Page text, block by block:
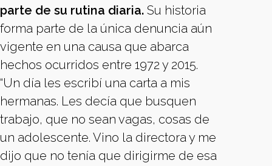
parte de su rutina diaria. Su historia
forma parte de la única denuncia aún
vigente en una causa que abarca
hechos ocurridos entre 1972 y 2015.
“Un día les escribí una carta a mis
hermanas. Les decía que busquen
trabajo, que no sean vagas, cosas de
un adolescente. Vino la directora y me
dijo que no tenía que dirigirme de esa